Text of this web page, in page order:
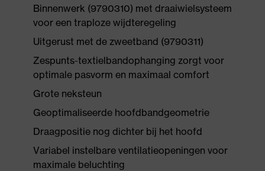
Binnenwerk (9790310) met draaiwielsysteem
voor een traploze wijdteregeling
Uitgerust met de zweetband (9790311)
Zespunts-textielbandophanging zorgt voor
optimale pasvorm en maximaal comfort
Grote neksteun
Geoptimaliseerde hoofdbandgeometrie
Draagpositie nog dichter bij het hoofd
Variabel instelbare ventilatieopeningen voor
maximale beluchting